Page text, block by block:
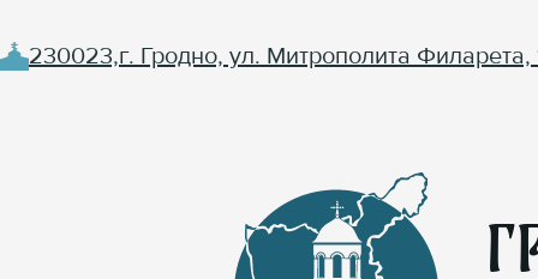
230023,г. Гродно, ул. Митрополита Филарета,